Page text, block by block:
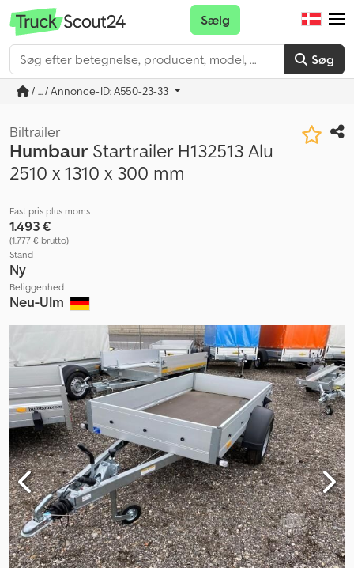
Søg
Sælg
/ ... / Annonce-ID: A550-23-33
Biltrailer
Humbaur Startrailer H132513 Alu
2510 x 1310 x 300 mm
Fast pris plus moms
1.493 €
(1.777 € brutto)
Stand
Ny
Beliggenhed
Neu-Ulm